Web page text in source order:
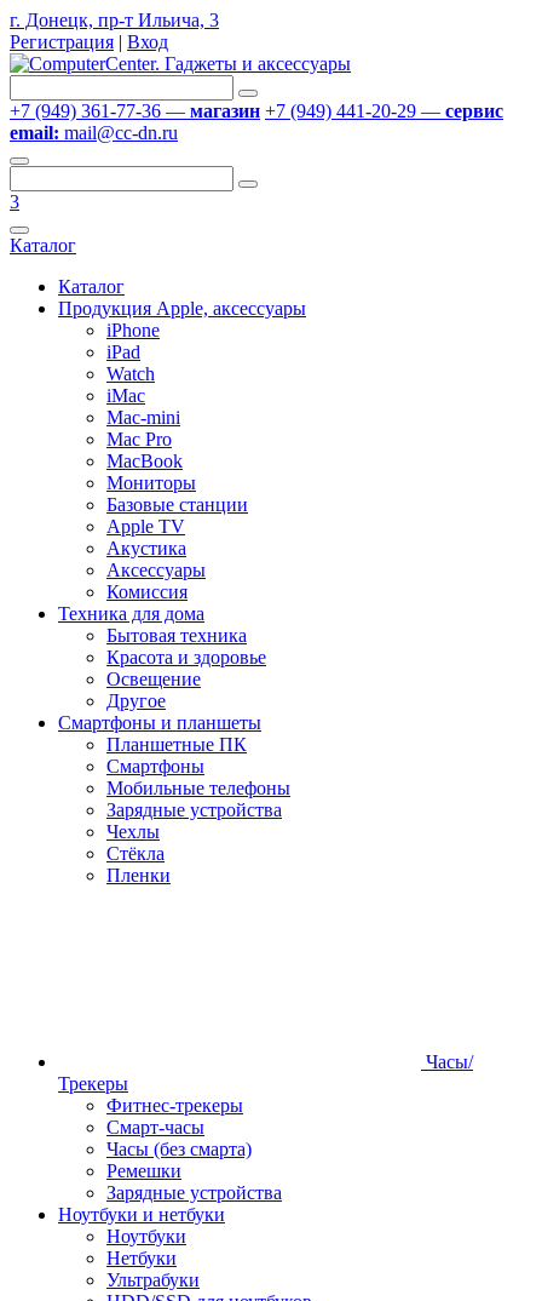
г. Донецк, пр-т Ильича, 3
Регистрация | Вход
+7 (949) 361-77-36 — магазин +7 (949) 441-20-29 — сервис
email: mail@cc-dn.ru
3
Каталог
Каталог
Продукция Apple, аксессуары
iPhone
iPad
Watch
iMac
Mac-mini
Mac Pro
MacBook
Мониторы
Базовые станции
Apple TV
Акустика
Аксессуары
Комиссия
Техника для дома
Бытовая техника
Красота и здоровье
Освещение
Другое
Смартфоны и планшеты
Планшетные ПК
Смартфоны
Мобильные телефоны
Зарядные устройства
Чехлы
Стёкла
Пленки
Часы/
Трекеры
Фитнес-трекеры
Смарт-часы
Часы (без смарта)
Ремешки
Зарядные устройства
Ноутбуки и нетбуки
Ноутбуки
Нетбуки
Ультрабуки